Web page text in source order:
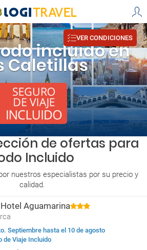
incluido en
Caletillas
VER CONDICIONES
de ofertas para
Incluido
nuestros especialistas por su precio y
calidad.
Aguamarina
Septiembre hasta el 10 de agosto
de Viaje Incluido